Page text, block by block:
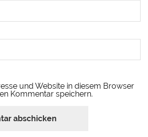
und Website in diesem Browser
Kommentar speichern.